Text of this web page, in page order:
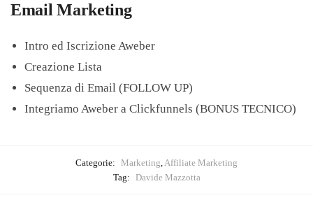
Email Marketing
Intro ed Iscrizione Aweber
Creazione Lista
Sequenza di Email (FOLLOW UP)
Integriamo Aweber a Clickfunnels (BONUS TECNICO)
Categorie: Marketing Affiliate Marketing
Tag: Davide Mazzotta